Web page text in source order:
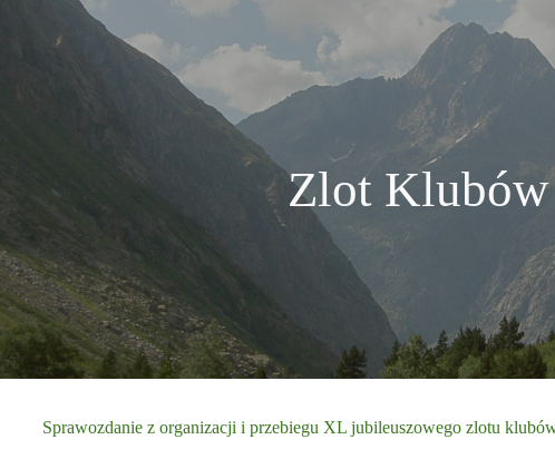
Skip to main content
Zlot
Sprawozdanie z organizacji i przebiegu XL jubileuszowego zlotu